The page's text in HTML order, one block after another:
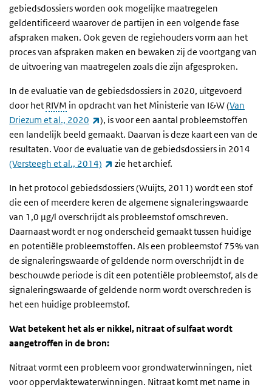
gebiedsdossiers worden ook mogelijke maatregelen
geïdentificeerd waarover de partijen in een volgende fase
afspraken maken. Ook geven de regiehouders vorm aan het
proces van afspraken maken en bewaken zij de voortgang van
de uitvoering van maatregelen zoals die zijn afgesproken.
In de evaluatie van de gebiedsdossiers in 2020, uitgevoerd
door het RIVM in opdracht van het Ministerie van I&W (Van
Driezum et al., 2020
(externe link)
), is voor een aantal probleemstoffen
een landelijk beeld gemaakt. Daarvan is deze kaart een van de
resultaten. Voor de evaluatie van de gebiedsdossiers in 2014
(Versteegh et al., 2014)
(externe link)
zie het archief.
In het protocol gebiedsdossiers (Wuijts, 2011) wordt een stof
die een of meerdere keren de algemene signaleringswaarde
van 1,0 μg/l overschrijdt als probleemstof omschreven.
Daarnaast wordt er nog onderscheid gemaakt tussen huidige
en potentiële probleemstoffen. Als een probleemstof 75% van
de signaleringswaarde of geldende norm overschrijdt in de
beschouwde periode is dit een potentiële probleemstof, als de
signaleringswaarde of geldende norm wordt overschreden is
het een huidige probleemstof.
Wat betekent het als er nikkel, nitraat of sulfaat wordt
aangetroffen in de bron:
Nitraat vormt een probleem voor grondwaterwinningen, niet
voor oppervlaktewaterwinningen. Nitraat komt met name in